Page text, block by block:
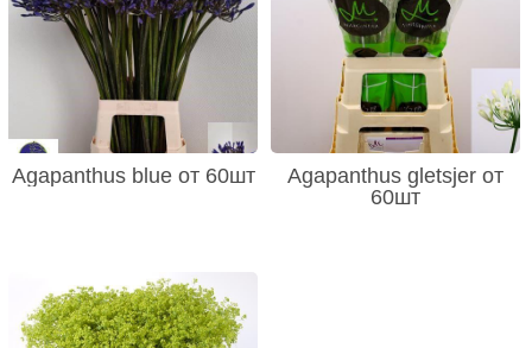
Agapanthus blue от 60шт
Agapanthus gletsjer от
60шт